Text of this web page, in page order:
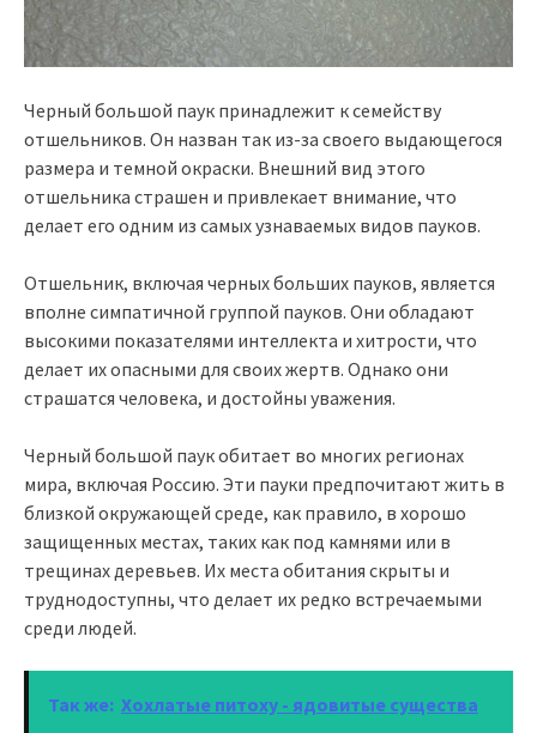
Черный большой паук принадлежит к семейству
отшельников. Он назван так из-за своего выдающегося
размера и темной окраски. Внешний вид этого
отшельника страшен и привлекает внимание, что
делает его одним из самых узнаваемых видов пауков.
Отшельник, включая черных больших пауков, является
вполне симпатичной группой пауков. Они обладают
высокими показателями интеллекта и хитрости, что
делает их опасными для своих жертв. Однако они
страшатся человека, и достойны уважения.
Черный большой паук обитает во многих регионах
мира, включая Россию. Эти пауки предпочитают жить в
близкой окружающей среде, как правило, в хорошо
защищенных местах, таких как под камнями или в
трещинах деревьев. Их места обитания скрыты и
труднодоступны, что делает их редко встречаемыми
среди людей.
Так же: Хохлатые питоху - ядовитые существа